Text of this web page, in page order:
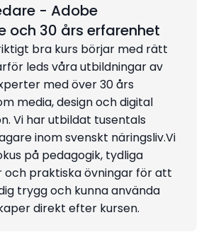
- Adobe
och 30 års erfarenhet
bra kurs börjar med rätt
leds våra utbildningar av
med över 30 års
media, design och digital
Vi har utbildat tusentals
inom svenskt näringsliv.Vi
på pedagogik, tydliga
och praktiska övningar för att
trygg och kunna använda
direkt efter kursen.